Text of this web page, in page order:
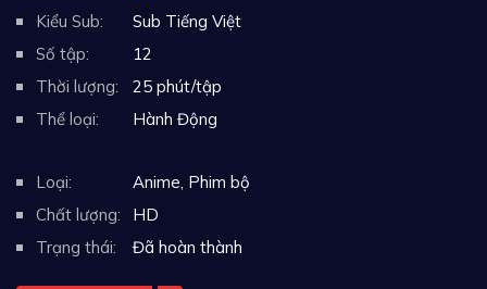
Kiểu Sub:
Sub Tiếng Việt
Số tập:
12
Thời lượng:
25 phút/tập
Thể loại:
Hành Động
Loại: Anime, Phim bộ
Chất lượng:
HD
Trạng thái:
Đã hoàn thành